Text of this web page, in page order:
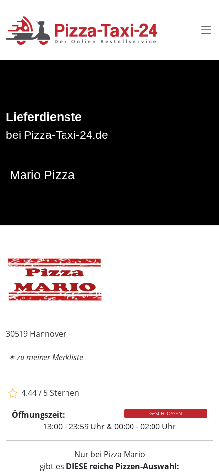
Lieferdienste
bei Pizza-Taxi-24.de
Mario Pizza
30519 Hannover
✶ zu meiner Merkliste
4.44 / 5 Sternen
Öffnungszeit: GESCHLOSSEN
13:00 - 23:59 Uhr & 00:00 - 02:00 Uhr
Nur bei Pizza Mario
gibt es DIESE reiche Pizzen-Auswahl: